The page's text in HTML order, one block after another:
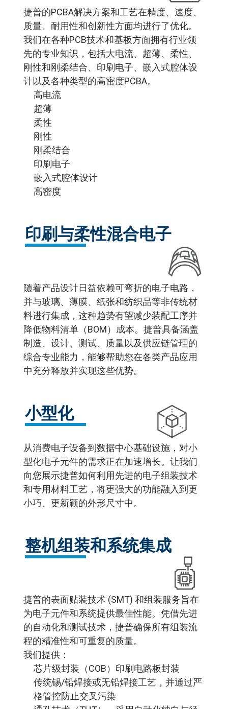
整机组装和系统集成
测试开发
工程解决方案
软件设计
捷普的PCBA解决方案和工艺在精度、速度、
质量、耐用性和创新性方面均进行了优化。
我们在各种PCB技术和基板方面拥有行业领
先的专业知识，包括大电流、超薄、柔性、
刚性和刚柔结合、印刷电子、嵌入式腔体设
计以及各种类型的高密度PCBA。
高电流
超薄
柔性
刚性
刚柔结合
印刷电子
嵌入式腔体设计
高密度
印刷与柔性混合电子
随着产品设计日益依赖可弯折的电子电路，
并与玻璃、薄膜、纸张和纺织品等非传统材
料进行集成，这种趋势有望减少装配工序并
降低物料清单（BOM）成本。捷普具备涵盖
制造、设计、测试、质量以及供应链管理的
综合专业能力，能够帮助您在各类产品应用
中充分释放并实现这些优势。
小型化
从消费电子设备到数据中心基础设施，对小
型化电子元件的需求正在加速增长。让我们
向您展示捷普如何利用先进的电子组装技术
和专用材料工艺，将更强大的功能融入到更
小巧、更新颖的外形尺寸中。
整机组装和系统集成
捷普的表面贴装技术 (SMT) 和组装服务旨在
为电子元件和系统提供最佳性能。凭借先进
的自动化和测试技术，捷普确保所有组装流
程的精准性和可重复的质量。
我们提供：
芯片级封装（COB）印刷电路板封装
传统锡/铅焊接或无铅焊接工艺，并通过严
格管控防止交叉污染